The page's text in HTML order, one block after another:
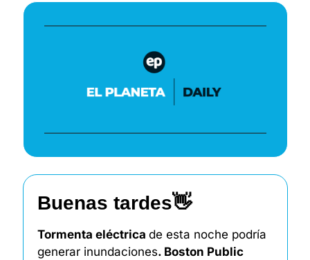
Buenas tardes👋
Tormenta eléctrica de esta noche podría
generar inundaciones. Boston Public